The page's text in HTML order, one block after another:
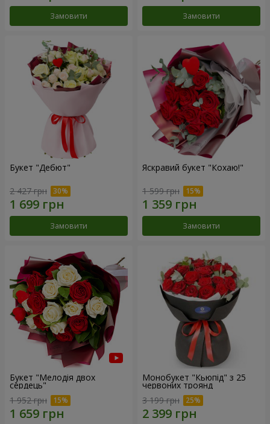
Замовити Замовити
Букет "Дебют"
2 427 грн
Замовити
Яскравий букет "Кохаю!"
1 599 грн
Замовити
Букет "Мелодія двох
сердець"
1 952 грн
Монобукет "Кьюпід" з 25
червоних троянд
3 199 грн